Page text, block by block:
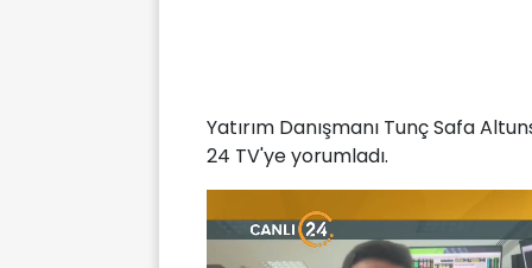
Yatırım Danışmanı Tunç Safa
24 TV'ye yorumladı.